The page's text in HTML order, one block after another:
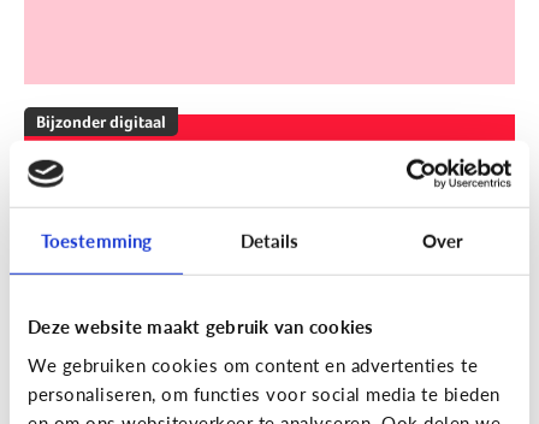
Toestemming Details Over
Deze website maakt gebruik van cookies
We gebruiken cookies om content en advertenties te
personaliseren, om functies voor social media te bieden
Bijzonder digitaal
Mijn kind is slechthorend of doof.
Welke apps of toepassingen
kunnen helpen?